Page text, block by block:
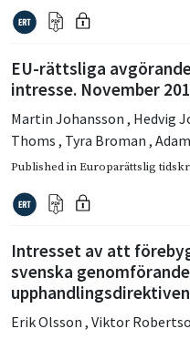
EU-rättsliga
intresse. November
Martin Johansson , Hedvig
Thoms , Tyra Broman ,
Published inEuroparättslig
Intresset av att
svenska
upphandlingsdirektiven
Erik Olsson , Viktor